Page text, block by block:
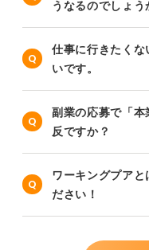
うなるのでしょう
仕事に行きたくな
いです。
副業の応募で「
反ですか？
ワーキングプア
ださい！